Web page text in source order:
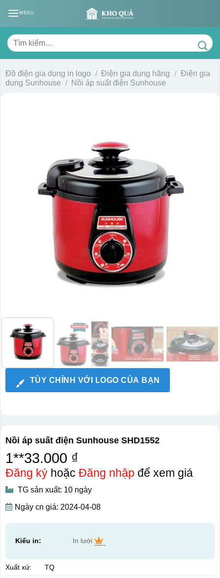
MENU
Tìm
kiếm:
Đồ điện gia dụng in logo / Điện gia dụng hãng / Điện gia
dụng Sunhouse / Nồi áp suất điện Sunhouse
TÙY CHỈNH VỚI LOGO CỦA BẠN
Nồi áp suất điện Sunhouse SHD1552
1**33.000 ₫
Đăng kýhoặc Đăng nhập để xem giá
TG sản xuất: 10 ngày
Ngày cn giá: 2024-04-08
Kiểu in: In lưới
Xuất xứ: TQ